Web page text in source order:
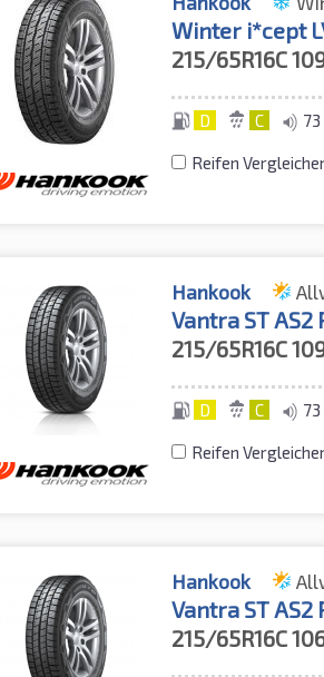
Winter i*cept
215/65R16C
D C 73
Reifen
Hankook
Vantra ST AS2
215/65R16C
D C 73
Reifen
Hankook
Vantra ST AS2
215/65R16C